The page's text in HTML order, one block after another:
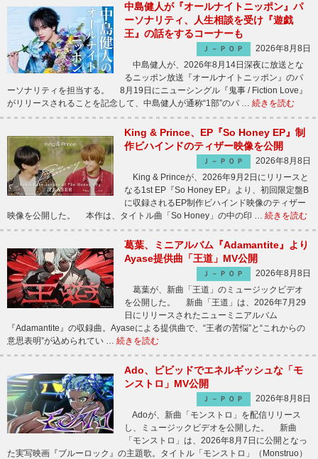
中島健人が『オールナイトニッポン』パ
ーソナリティ、人生相談を受け『遊戯
王』の話をするコーナーも
Ｊ－ＰＯＰ
2026年8月8日
中島健人が、2026年8月14日深夜に放送とな
るニッポン放送『オールナイトニッポン』のパ
ーソナリティを担当する。 8月19日にニューシングル『鬼事 / Fiction Love』
がリリースされることを記念して、中島健人が通称“1部”のパ … 続きを読む
King & Prince、EP『So Honey EP』制
作ビハインドのティザー映像を公開
Ｊ－ＰＯＰ
2026年8月8日
King & Princeが、2026年9月2日にリリースと
なる1st EP『So Honey EP』より、初回限定盤B
に収録されるEP制作ビハインド映像のティザー
映像を公開した。 本作は、タイトル曲「So Honey」の中の印 … 続きを読む
葛葉、ミニアルバム『Adamantite』より
Ayase提供曲「王道」MV公開
Ｊ－ＰＯＰ
2026年8月8日
葛葉が、新曲「王道」のミュージックビデオ
を公開した。 新曲「王道」は、2026年7月29
日にリリースされたニューミニアルバム
『Adamantite』の収録曲。Ayaseによる提供曲で、“王者の苦悩”と“これからの
意思表明”が込められてい … 続きを読む
Ado、ビビッドでエネルギッシュな「モ
ンストロ」MV公開
Ｊ－ＰＯＰ
2026年8月8日
Adoが、新曲「モンストロ」を配信リリース
し、ミュージックビデオを公開した。 新曲
「モンストロ」は、2026年8月7日に公開となっ
た実写映画『ブルーロック』の主題歌。タイトル「モンストロ」（Monstruo）